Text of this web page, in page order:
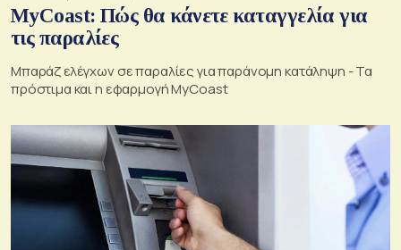
MyCoast: Πώς θα κάνετε καταγγελία για
τις παραλίες
Μπαράζ ελέγχων σε παραλίες για παράνομη κατάληψη - Τα
πρόστιμα και η εφαρμογή MyCoast